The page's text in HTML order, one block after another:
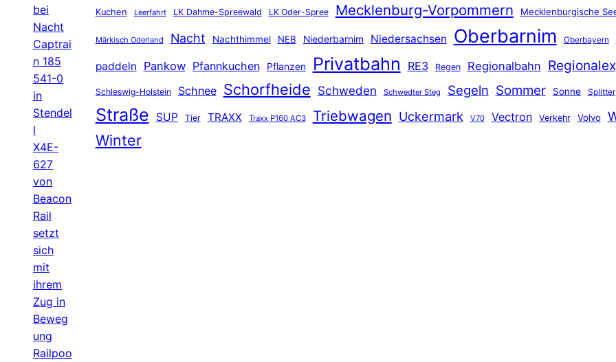
bei
Nacht
Captrai
n 185
541-0
in
Stendel
l
X4E-
627
von
Beacon
Rail
setzt
sich
mit
ihrem
Zug in
Beweg
ung
Railpoo
Kuchen Leerfahrt LK Dahme-Spreewald LK Oder-Spree Mecklenburg-Vorpommern Mecklenburgische
Märkisch Oderland Nacht Nachthimmel NEB Niederbarnim Niedersachsen Oberbarnim Oberbayern
paddeln Pankow Pfannkuchen Pflanzen Privatbahn RE3 Regen Regionalbahn
Schleswig-Holstein Schnee Schorfheide Schweden Schwedter Steg Segeln Sommer Sonne Splitter
Straße SUP Tier TRAXX Traxx P160 AC3 Triebwagen Uckermark V70 Vectron Verkehr Volvo
Winter